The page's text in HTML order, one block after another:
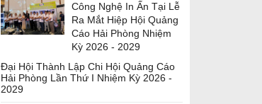
Công Nghệ In Ấn Tại Lễ
Ra Mắt Hiệp Hội Quảng
Cáo Hải Phòng Nhiệm
Kỳ 2026 - 2029
Đại Hội Thành Lập Chi Hội Quảng Cáo
Hải Phòng Lần Thứ I Nhiệm Kỳ 2026 -
2029